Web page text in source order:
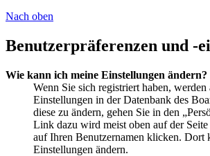
Nach oben
Benutzerpräferenzen und -
Wie kann ich meine Einstellungen ändern?
Wenn Sie sich registriert haben, werden
Einstellungen in der Datenbank des
diese zu ändern, gehen Sie in den
Link dazu wird meist oben auf der
auf Ihren Benutzernamen klicken. Dort
Einstellungen ändern.